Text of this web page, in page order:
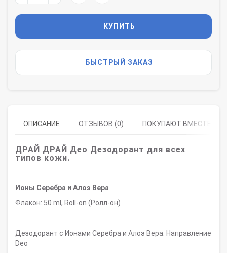
КУПИТЬ
БЫСТРЫЙ ЗАКАЗ
ОПИСАНИЕ ОТЗЫВОВ (0) ПОКУПАЮТ ВМЕСТЕ
ДРАЙ ДРАЙ Део Дезодорант для всех
типов кожи.
Ионы Серебра и Алоэ Вера
Флакон: 50 ml, Roll-on (Ролл-он)
Дезодорант с Ионами Серебра и Алоэ Вера. Направление
Deo